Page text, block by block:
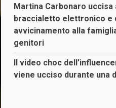
Martina Carbonaro uccisa
braccialetto elettronico e
avvicinamento alla
genitori
Il video choc
viene ucciso durante una